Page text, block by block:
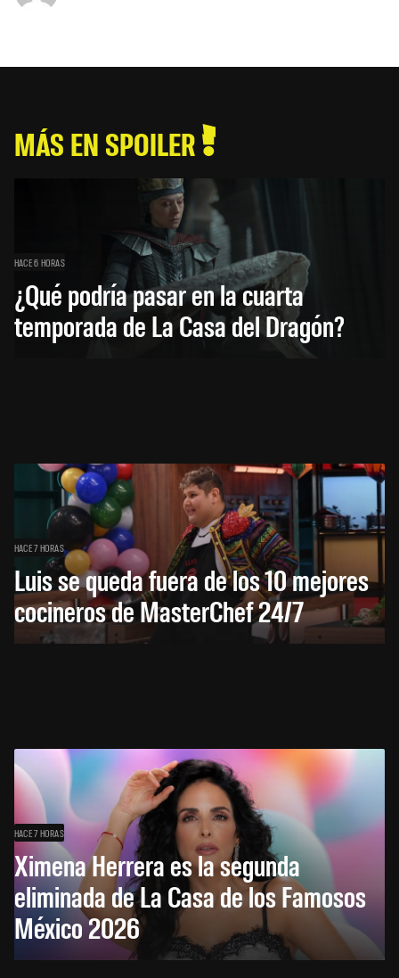
MÁS EN SPOILER
HACE 6 HORAS
¿Qué podría pasar en la cuarta
temporada de La Casa del Dragón?
HACE 7 HORAS
Luis se queda fuera de los 10 mejores
cocineros de MasterChef 24/7
HACE 7 HORAS
Ximena Herrera es la segunda
eliminada de La Casa de los Famosos
México 2026